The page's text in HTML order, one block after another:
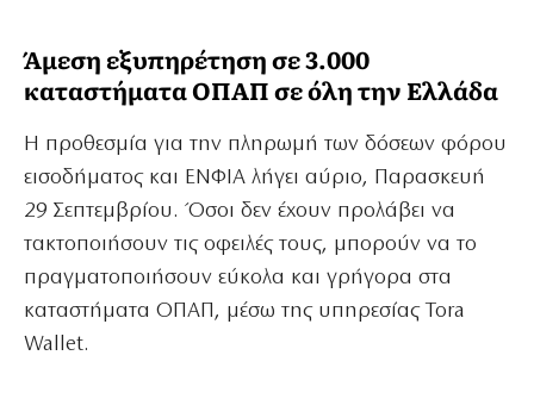
Άμεση εξυπηρέτηση σε 3.000
καταστήματα ΟΠΑΠ σε όλη την Ελλάδα
Η προθεσμία για την πληρωμή των δόσεων φόρου
εισοδήματος και ΕΝΦΙΑ λήγει αύριο, Παρασκευή
29 Σεπτεμβρίου. Όσοι δεν έχουν προλάβει να
τακτοποιήσουν τις οφειλές τους, μπορούν να το
πραγματοποιήσουν εύκολα και γρήγορα στα
καταστήματα ΟΠΑΠ, μέσω της υπηρεσίας Tora
Wallet.